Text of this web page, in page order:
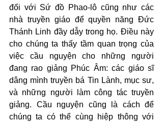
đối với Sứ đồ Phao-lô cũng như các
nhà truyền giáo để quyền năng Đức
Thánh Linh đầy dẫy trong họ. Điều này
cho chúng ta thấy tầm quan trọng của
việc cầu nguyện cho những người
đang rao giảng Phúc Âm: các giáo sĩ
dâng mình truyền bá Tin Lành, mục sư,
và những người làm công tác truyền
giảng. Cầu nguyện cũng là cách để
chúng ta có thể cùng hiệp thông với